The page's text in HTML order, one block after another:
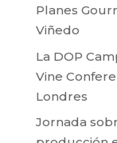
Planes
Viñedo
La DOP
Vine
Londres
Jornada